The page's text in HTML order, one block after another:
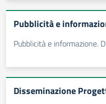
Pubblicità e
Pubblicità e informazione.
Disseminazione